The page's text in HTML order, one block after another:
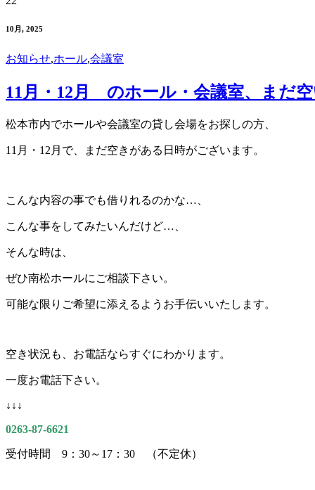
10月, 2025
お知らせ,ホール,会議室
11月・12月 のホール・会議室、まだ
松本市内でホールや会議室の貸し会場をお探しの方、
11月・12月で、まだ空きがある日時がございます。
こんな内容の事でも借りれるのかな…、
こんな事をしてみたいんだけど…、
そんな時は、
ぜひ南松ホールにご相談下さい。
可能な限りご希望に添えるようお手伝いいたします。
空き状況も、お電話ならすぐにわかります。
一度お電話下さい。
↓↓↓
0263-87-6621
受付時間 9：30～17：30 （不定休）